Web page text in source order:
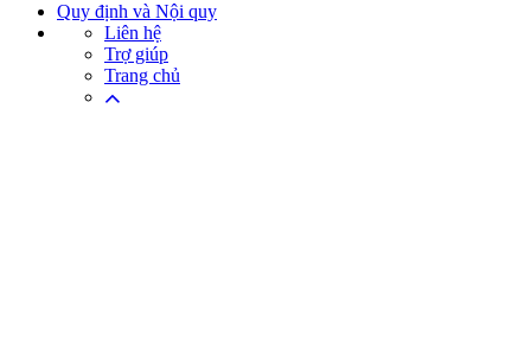
Quy định và Nội quy
Liên hệ
Trợ giúp
Trang chủ